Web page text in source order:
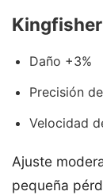
Daño +3%
Precisión
Velocidad
Ajuste
pequeña